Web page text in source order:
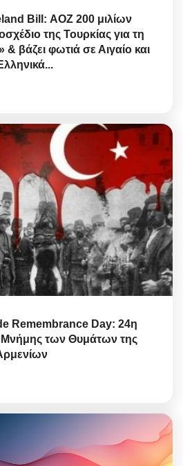
Bill: ΑΟΖ 200 μιλίων
της Τουρκίας για τη
& βάζει φωτιά σε Αιγαίο και
Remembrance Day: 24η
Μνήμης των Θυμάτων της